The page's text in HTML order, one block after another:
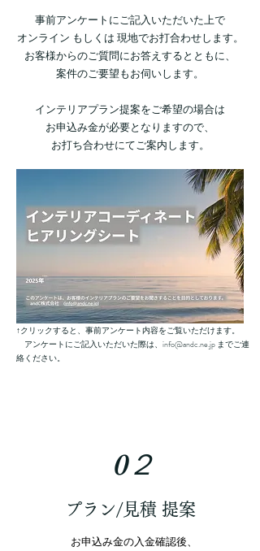
事前アンケートにご記入いただいた上で
​オンライン もしくは 現地でお打合わせします。
お客様からのご質問にお答えするとともに、
案件のご要望もお伺いします。
インテリアプラン提案をご希望の場合は
お申込み金が必要となりますので、
お打ち合わせにてご案内します。
↑クリックすると、事前アンケート内容をご覧いただけます。
アンケートにご記入いただいた際は、 info@andc.ne.jp までご連
絡ください。
0２
​プラン/見積 提案
お申込み金の入金確認後、